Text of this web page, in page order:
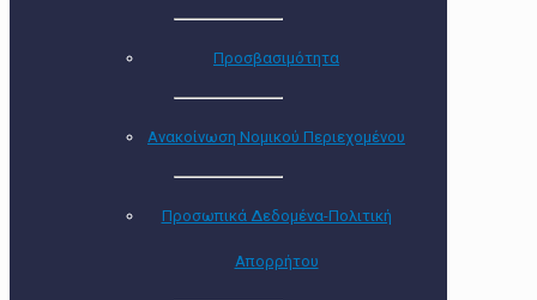
Προσβασιμότητα
Ανακοίνωση Νομικού Περιεχομένου
Προσωπικά Δεδομένα-Πολιτική
Απορρήτου